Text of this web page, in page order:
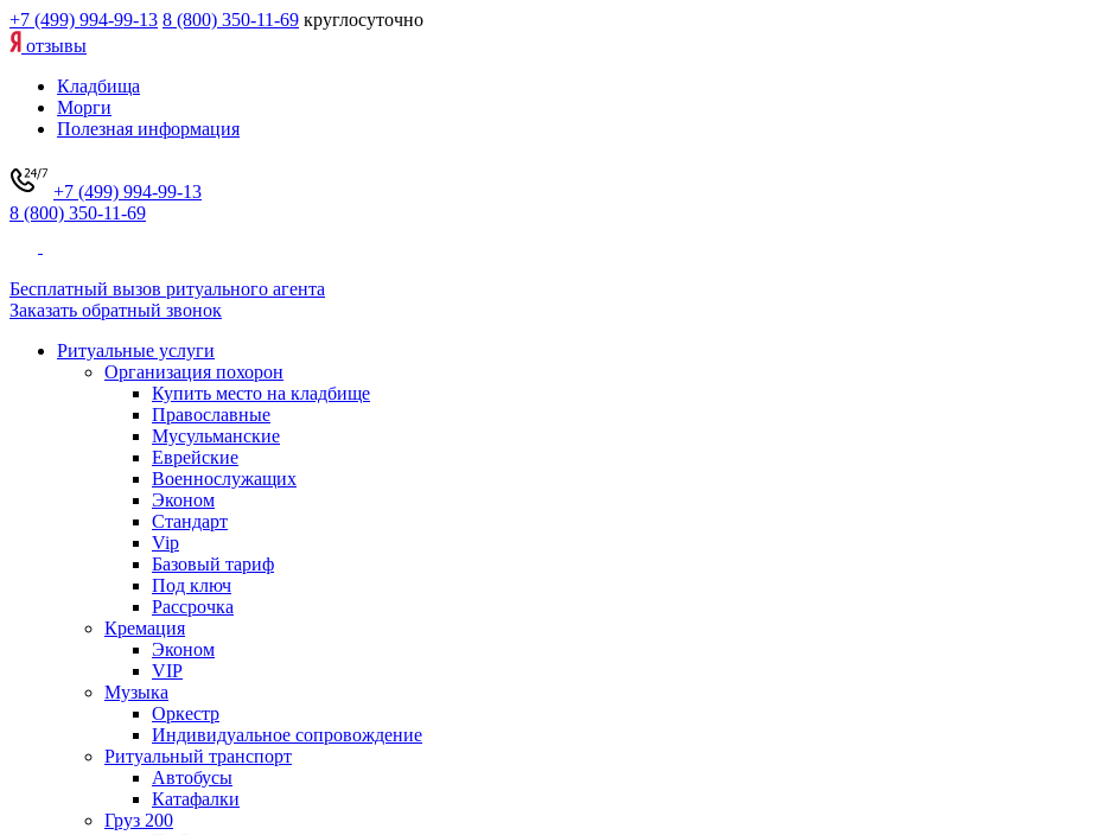
+7 (499) 994-99-13 8 (800) 350-11-69 круглосуточно
отзывы
Кладбища
Морги
Полезная информация
+7 (499) 994-99-13
8 (800) 350-11-69
Бесплатный вызов ритуального агента
Заказать обратный звонок
Ритуальные услуги
Организация похорон
Купить место на кладбище
Православные
Мусульманские
Еврейские
Военнослужащих
Эконом
Стандарт
Vip
Базовый тариф
Под ключ
Рассрочка
Кремация
Эконом
VIP
Музыка
Оркестр
Индивидуальное сопровождение
Ритуальный транспорт
Автобусы
Катафалки
Груз 200